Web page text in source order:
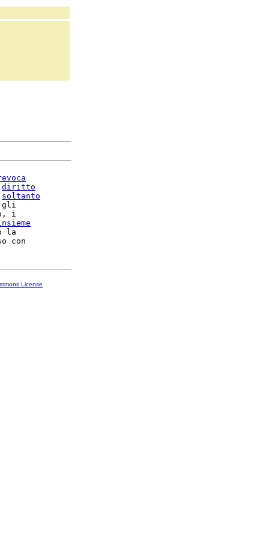
diritto
soltanto
gli
i
la
License